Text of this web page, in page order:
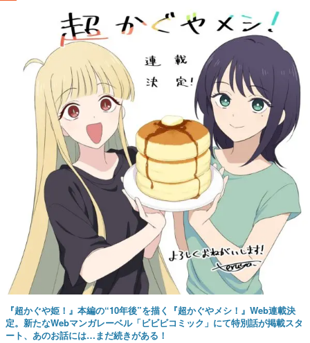
『超かぐや姫！』本編の“10年後”を描く『超かぐやメシ！』Web連載決
定。新たなWebマンガレーベル「ビビビコミック」にて特別話が掲載スタ
ート、あのお話には…まだ続きがある！